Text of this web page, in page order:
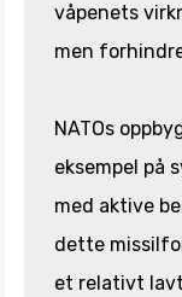
våpenets
men
NATOs
eksempel på
med aktive
dette
et relativt